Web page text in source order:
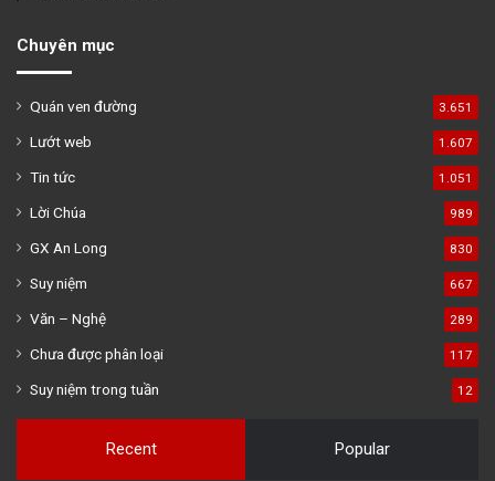
Chuyên mục
Quán ven đường 3.651
Lướt web 1.607
Tin tức 1.051
Lời Chúa 989
GX An Long 830
Suy niệm 667
Văn – Nghệ 289
Chưa được phân loại 117
Suy niệm trong tuần 12
Recent Popular